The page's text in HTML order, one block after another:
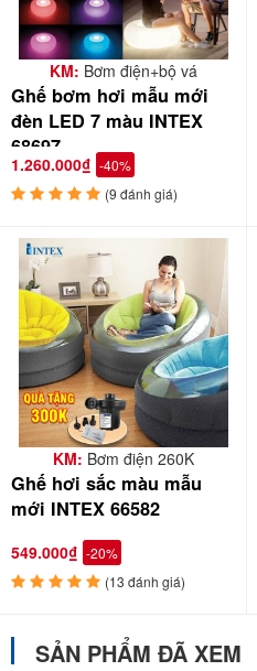
KM: Bơm điện+bộ vá
Ghế bơm hơi mẫu mới
đèn LED 7 màu INTEX
68697
1.260.000₫ -40%
(9 đánh giá)
KM: Bơm điện 260K
Ghế hơi sắc màu mẫu
mới INTEX 66582
549.000₫ -20%
(13 đánh giá)
SẢN PHẨM ĐÃ XEM